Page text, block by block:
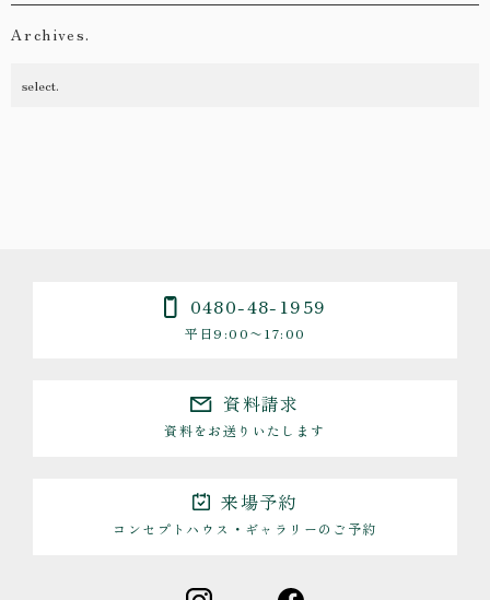
Archives.
0480-48-1959
平日9:00〜17:00
資料請求
資料をお送りいたします
来場予約
コンセプトハウス・ギャラリーのご予約